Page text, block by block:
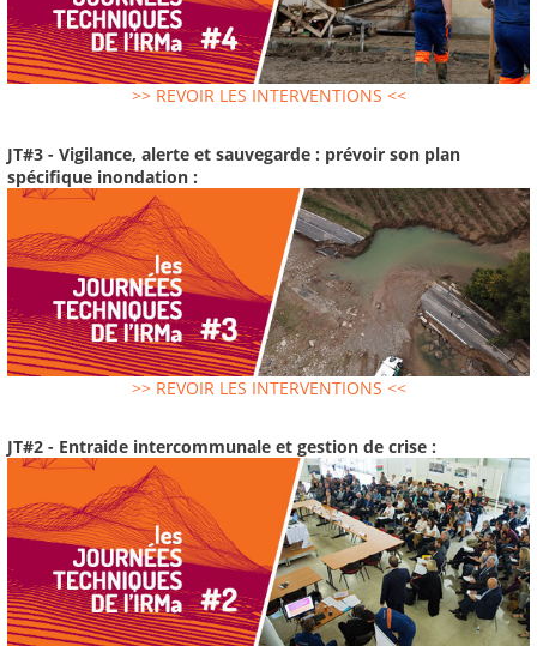
>> REVOIR LES INTERVENTIONS <<
JT#3 - Vigilance, alerte et sauvegarde : prévoir son plan
spécifique inondation :
>> REVOIR LES INTERVENTIONS <<
JT#2 - Entraide intercommunale et gestion de crise :